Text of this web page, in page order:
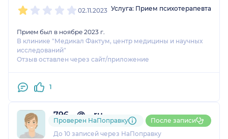
02.11.2023 Услуга: Прием психотерапевта
Прием был в ноябре 2023 г.
В клинике "Медикал Фактум, центр медицины и научных
исследований"
Отзыв оставлен через сайт/приложение
1
796....@....ru
1 оценка
До 10 записей через НаПоправку
Проверен НаПоправку После записи